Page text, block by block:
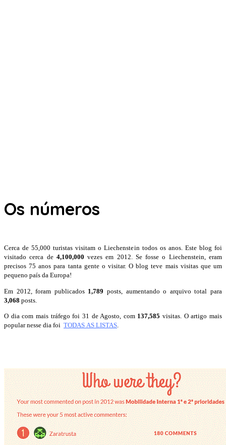
Os números
Cerca de 55,000 turistas visitam o Liechenstein todos os anos. Este blog foi
visitado cerca de 4,100,000 vezes em 2012. Se fosse o Liechenstein, eram
precisos 75 anos para tanta gente o visitar. O blog teve mais visitas que um
pequeno país da Europa!
Em 2012, foram publicados 1,789 posts, aumentando o arquivo total para
3,068 posts.
O dia com mais tráfego foi 31 de Agosto, com 137,585visitas. O artigo mais
popular nesse dia foi TODAS AS LISTAS